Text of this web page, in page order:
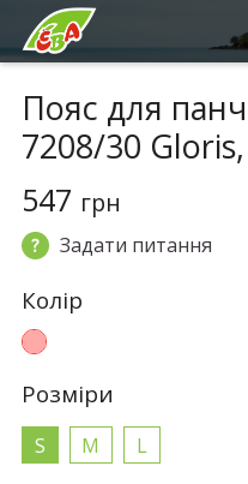
Пояс для
7208/30
547 грн
Задати питання
Колiр
Розмiри
S M L